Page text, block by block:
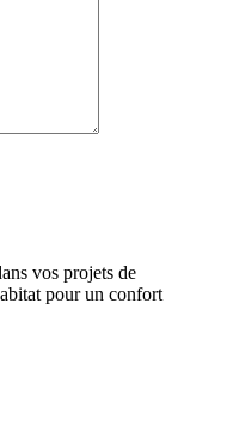
vos projets de
pour un confort